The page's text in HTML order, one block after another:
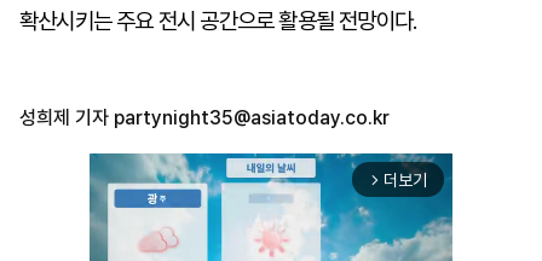
확산시키는 주요 전시 공간으로 활용될 전망이다.
성희제 기자 partynight35@asiatoday.co.kr
arrow_forward_ios 더보기